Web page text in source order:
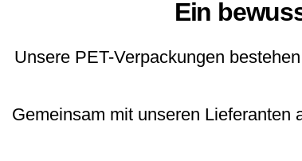
Ein
Unsere PET-Verpackungen
Gemeinsam mit unseren Lieferanten